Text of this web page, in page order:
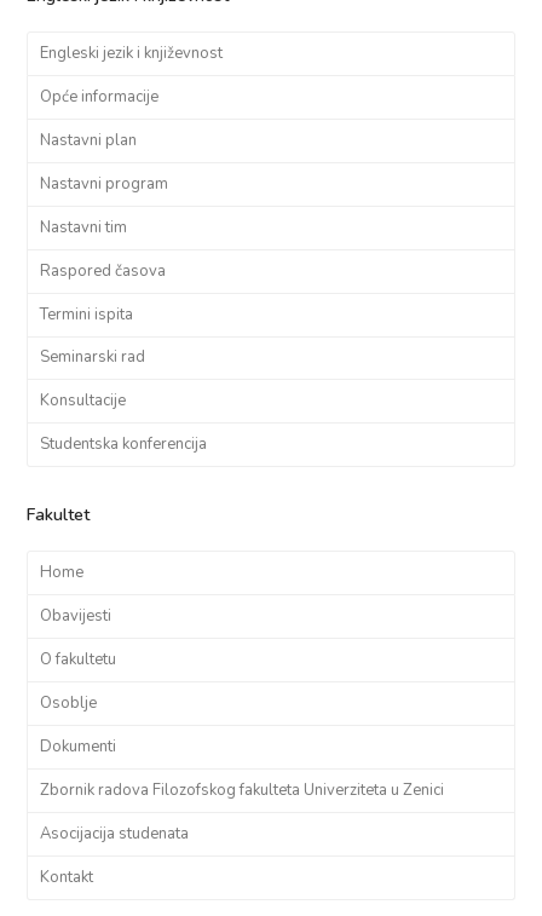
Engleski jezik i književnost
Opće informacije
Nastavni plan
Nastavni program
Nastavni tim
Raspored časova
Termini ispita
Seminarski rad
Konsultacije
Studentska konferencija
Fakultet
Home
Obavijesti
O fakultetu
Osoblje
Dokumenti
Zbornik radova Filozofskog fakulteta Univerziteta u Zenici
Asocijacija studenata
Kontakt